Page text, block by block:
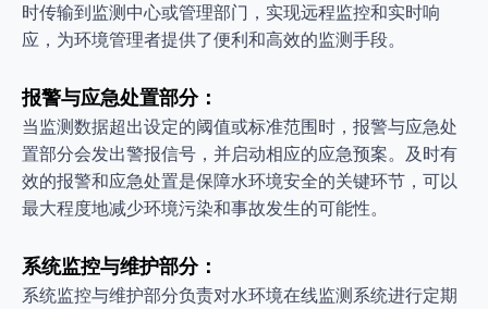
时传输到监测中心或管理部门，实现远程监控和实时响
应，为环境管理者提供了便利和高效的监测手段。
报警与应急处置部分：
当监测数据超出设定的阈值或标准范围时，报警与应急处
置部分会发出警报信号，并启动相应的应急预案。及时有
效的报警和应急处置是保障水环境安全的关键环节，可以
最大程度地减少环境污染和事故发生的可能性。
系统监控与维护部分：
系统监控与维护部分负责对水环境在线监测系统进行定期